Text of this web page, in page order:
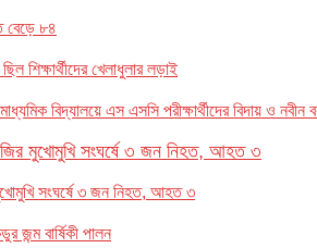
বেড়ে ৮৪
শিক্ষার্থীদের খেলাধুলার লড়াই
বিদ্যালয়ে এস এসসি পরীক্ষার্থীদের বিদায় ও নবীন
সংঘর্ষে ৩ জন নিহত, আহত ৩
জন্ম বার্ষিকী পালন